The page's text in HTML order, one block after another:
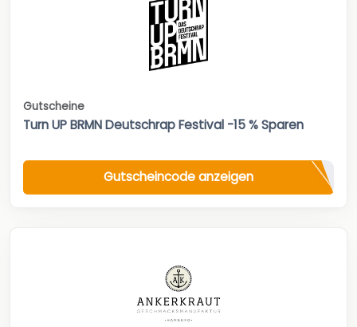
Gutscheine
Turn UP BRMN Deutschrap Festival -15 % Sparen
Gutscheincode anzeigen